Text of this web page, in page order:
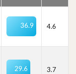
36.9 4.6
29.6 3.7